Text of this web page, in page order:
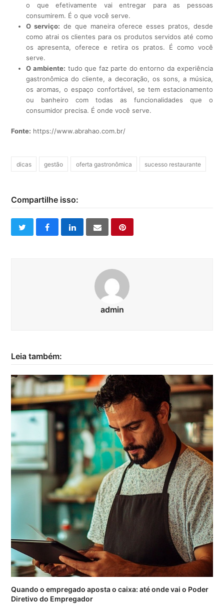
o que efetivamente vai entregar para as pessoas
consumirem. É o que você serve.
O serviço: de que maneira oferece esses pratos, desde
como atrai os clientes para os produtos servidos até como
os apresenta, oferece e retira os pratos. É como você
serve.
O ambiente: tudo que faz parte do entorno da experiência
gastronômica do cliente, a decoração, os sons, a música,
os aromas, o espaço confortável, se tem estacionamento
ou banheiro com todas as funcionalidades que o
consumidor precisa. É onde você serve.
Fonte: https://www.abrahao.com.br/
dicas gestão oferta gastronômica sucesso restaurante
Compartilhe isso:
twitterfacebooklinkedinemail pinterest
admin
Leia também:
Quando o empregado aposta o caixa: até onde vai o Poder
Diretivo do Empregador